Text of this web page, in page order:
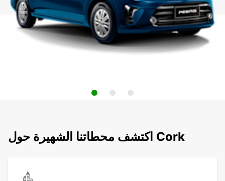
اكتشف محطاتنا الشهيرة حول Cork